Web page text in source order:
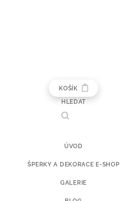
KOŠÍK
HLEDAT
ÚVOD
ŠPERKY A DEKORACE E-SHOP
GALERIE